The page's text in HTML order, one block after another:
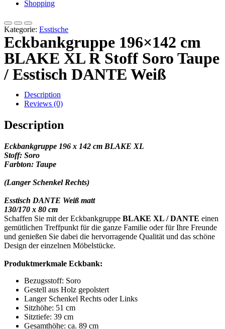
Shopping
Kategorie: Esstische
Eckbankgruppe 196×142 cm
BLAKE XL R Stoff Soro Taupe
/ Esstisch DANTE Weiß
Description
Reviews (0)
Description
Eckbankgruppe 196 x 142 cm BLAKE XL
Stoff: Soro
Farbton: Taupe
(Langer Schenkel Rechts)
Esstisch DANTE Weiß matt
130/170 x 80 cm
Schaffen Sie mit der Eckbankgruppe BLAKE XL / DANTE einen
gemütlichen Treffpunkt für die ganze Familie oder für Ihre Freunde
und genießen Sie dabei die hervorragende Qualität und das schöne
Design der einzelnen Möbelstücke.
Produktmerkmale Eckbank:
Bezugsstoff: Soro
Gestell aus Holz gepolstert
Langer Schenkel Rechts oder Links
Sitzhöhe: 51 cm
Sitztiefe: 39 cm
Gesamthöhe: ca. 89 cm